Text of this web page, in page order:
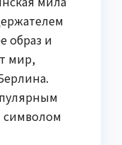
образ и
мир,
символом